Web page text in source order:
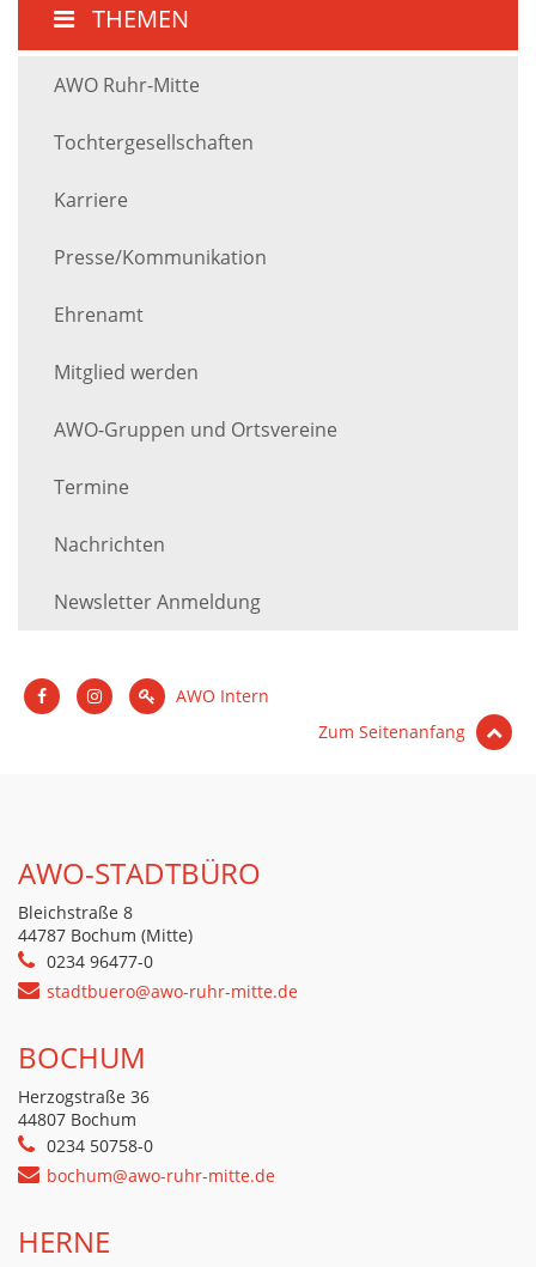
THEMEN
AWO Ruhr-Mitte
Tochtergesellschaften
Karriere
Presse/Kommunikation
Ehrenamt
Mitglied werden
AWO-Gruppen und Ortsvereine
Termine
Nachrichten
Newsletter Anmeldung
AWO Intern
Zum Seitenanfang
AWO-STADTBÜRO
Bleichstraße 8
44787 Bochum (Mitte)
0234 96477-0
stadtbuero@awo-ruhr-mitte.de
BOCHUM
Herzogstraße 36
44807 Bochum
0234 50758-0
bochum@awo-ruhr-mitte.de
HERNE